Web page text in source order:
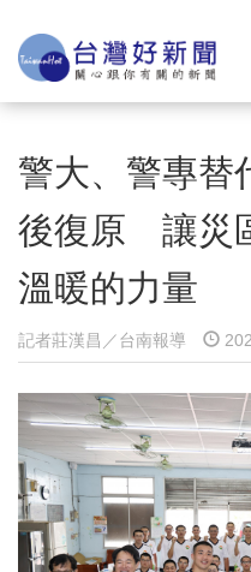
警大、警專替
後復原 讓災
溫暖的力量
記者莊漢昌／台南報導